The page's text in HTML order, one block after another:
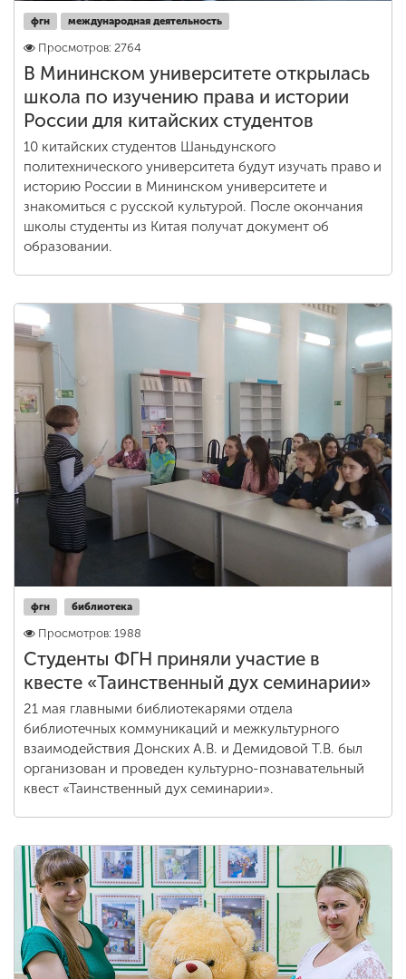
фгн международная деятельность
Просмотров: 2764
В Мининском университете открылась
школа по изучению права и истории
России для китайских студентов
10 китайских студентов Шаньдунского
политехнического университета будут изучать право и
историю России в Мининском университете и
знакомиться с русской культурой. После окончания
школы студенты из Китая получат документ об
образовании.
фгн библиотека
Просмотров: 1988
Студенты ФГН приняли участие в
квесте «Таинственный дух семинарии»
21 мая главными библиотекарями отдела
библиотечных коммуникаций и межкультурного
взаимодействия Донских А.В. и Демидовой Т.В. был
организован и проведен культурно-познавательный
квест «Таинственный дух семинарии».